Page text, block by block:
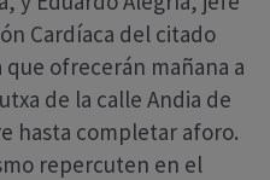
Cardíaca del citado
ofrecerán mañana a
de la calle Andia de
hasta completar aforo.
repercuten en el